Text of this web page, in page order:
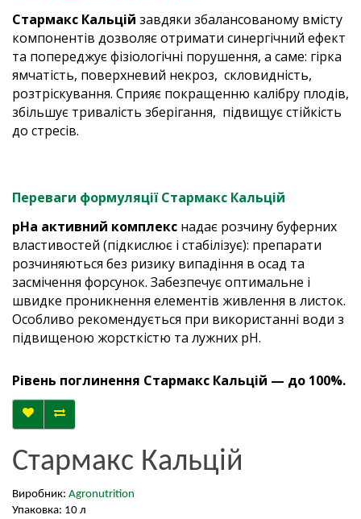
Cтармакс Кальцій завдяки збалансованому вмісту
компонентів дозволяє отримати синергічний ефект
та попереджує фізіологічні порушення, а саме: гірка
ямчатість, поверхневий некроз, скловидність,
розтріскування. Сприяє покращенню калібру плодів,
збільшує тривалість зберігання, підвищує стійкість
до стресів.
Переваги формуляції Стармакс Кальцій
pHa активний комплекс надає розчину буферних
властивостей (підкислює і стабілізує): препарати
розчиняються без ризику випадіння в осад та
засмічення форсунок. Забезпечує оптимальне і
швидке проникнення елементів живлення в листок.
Особливо рекомендується при використанні води з
підвищеною жорсткістю та лужних pH.
Рівень поглинення Стармакс Кальцій — до 100%.
Стармакс Кальцій
Виробник: Agronutrition
Упаковка: 10 л